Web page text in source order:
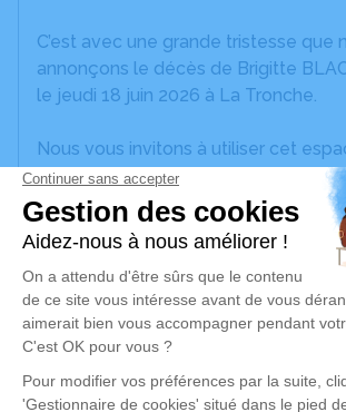
C’est avec une grande tristesse que
annonçons le décès de Brigitte
le jeudi 18 juin 2026 à La Tronche.
Nous vous invitons à utiliser cet
laisser vos condoléances, partager
souvenirs, une anecdote ou exprimer
à travers des poèmes ou des
est un lieu d'expression dédié à
mémoire de Brigitte BLACHE.
Un service de plantation d’arbre
disponible ici